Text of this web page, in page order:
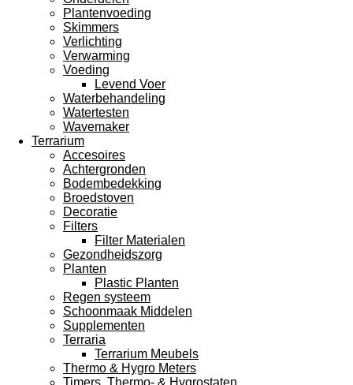
Plantenvoeding
Skimmers
Verlichting
Verwarming
Voeding
Levend Voer
Waterbehandeling
Watertesten
Wavemaker
Terrarium
Accesoires
Achtergronden
Bodembedekking
Broedstoven
Decoratie
Filters
Filter Materialen
Gezondheidszorg
Planten
Plastic Planten
Regen systeem
Schoonmaak Middelen
Supplementen
Terraria
Terrarium Meubels
Thermo & Hygro Meters
Timers, Thermo- & Hygrostaten